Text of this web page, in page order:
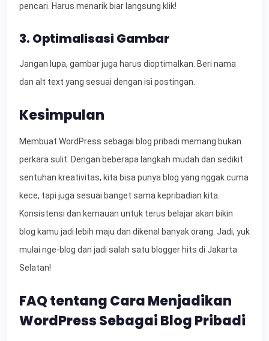
pencari. Harus menarik biar langsung klik!
3. Optimalisasi Gambar
Jangan lupa, gambar juga harus dioptimalkan. Beri nama
dan alt text yang sesuai dengan isi postingan.
Kesimpulan
Membuat WordPress sebagai blog pribadi memang bukan
perkara sulit. Dengan beberapa langkah mudah dan sedikit
sentuhan kreativitas, kita bisa punya blog yang nggak cuma
kece, tapi juga sesuai banget sama kepribadian kita.
Konsistensi dan kemauan untuk terus belajar akan bikin
blog kamu jadi lebih maju dan dikenal banyak orang. Jadi, yuk
mulai nge-blog dan jadi salah satu blogger hits di Jakarta
Selatan!
FAQ tentang Cara Menjadikan
WordPress Sebagai Blog Pribadi